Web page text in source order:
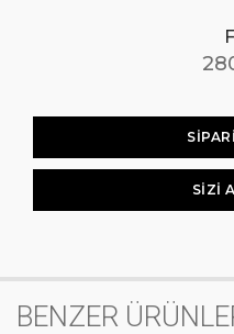
SIZI
BENZER